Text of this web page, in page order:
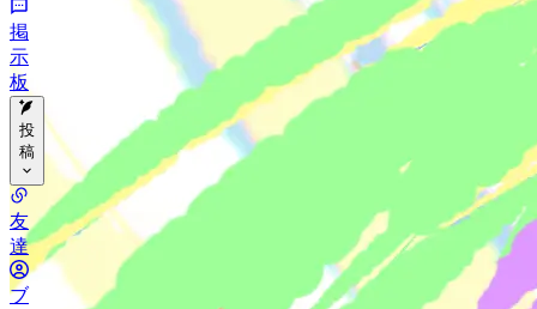
掲
示
板
投
稿
カ
テ
ゴ
リ
友
達
ブ